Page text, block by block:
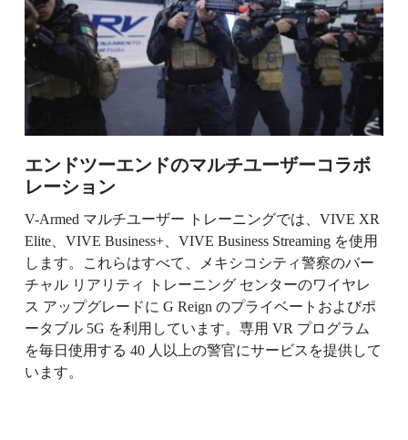
エンドツーエンドのマルチユーザーコラボ
レーション
V-Armed マルチユーザー トレーニングでは、VIVE XR
Elite、VIVE Business+、VIVE Business Streaming を使用
します。これらはすべて、メキシコシティ警察のバー
チャル リアリティ トレーニング センターのワイヤレ
ス アップグレードに G Reign のプライベートおよびポ
ータブル 5G を利用しています。専用 VR プログラム
を毎日使用する 40 人以上の警官にサービスを提供して
います。